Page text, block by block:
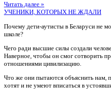
Читать далее »
УЧЕНИКИ, КОТОРЫХ НЕ ЖДАЛИ
Почему дети-аутисты в Беларуси не
школе?
Чего ради высшие силы создали
Наверное, чтобы он смог сотворить
отношениями цивилизацию.
Что же они пытаются объяснить нам,
хотят и не умеют вписаться в